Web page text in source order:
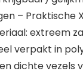
– Praktische
extreem
verpakt in
dichte vezels